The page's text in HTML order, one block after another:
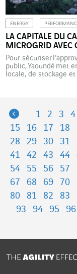
ENERGY
LA CAPITALE DU
MICROGRID AVEC
Pour sécuriser
public, Yaoundé met
locale, de stockage
d’un ambitieux […]
Previous
1 2 3 4
15
16 17 18
28
29 30 31
41
42 43 44
54
55 56 57
67
68 69 70
80
81 82 83
93
94 95 96